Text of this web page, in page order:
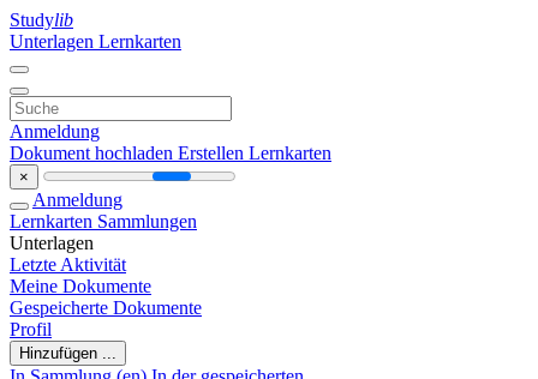
Studylib
Unterlagen Lernkarten
Anmeldung
Dokument hochladen Erstellen Lernkarten
×
Anmeldung
Lernkarten Sammlungen
Unterlagen
Letzte Aktivität
Meine Dokumente
Gespeicherte Dokumente
Profil
Hinzufügen ...